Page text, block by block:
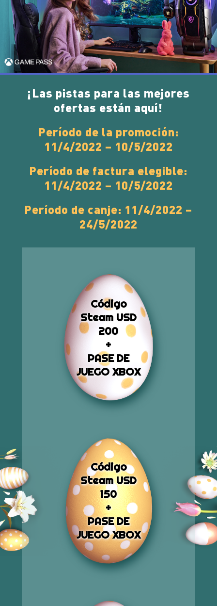
¡Las pistas para las mejores
ofertas están aquí!
Período de la promoción:
11/4/2022 – 10/5/2022
Período de factura elegible:
11/4/2022 – 10/5/2022
Período de canje: 11/4/2022 –
24/5/2022
Código
Steam USD
200
+
PASE DE
JUEGO XBOX
Código
Steam USD
150
+
PASE DE
JUEGO XBOX